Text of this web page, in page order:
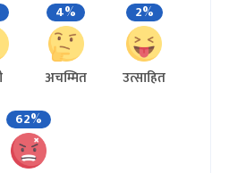
4%
अचम्मित
2%
उत्साहित
62%